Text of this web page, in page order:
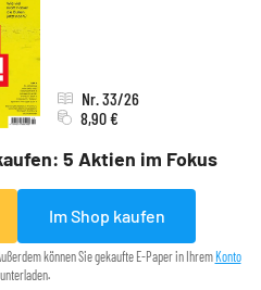
5 Aktien im Fokus
Nr. 33/26
8,90 €
Im Shop kaufen
können Sie gekaufte E-Paper in IhremKonto